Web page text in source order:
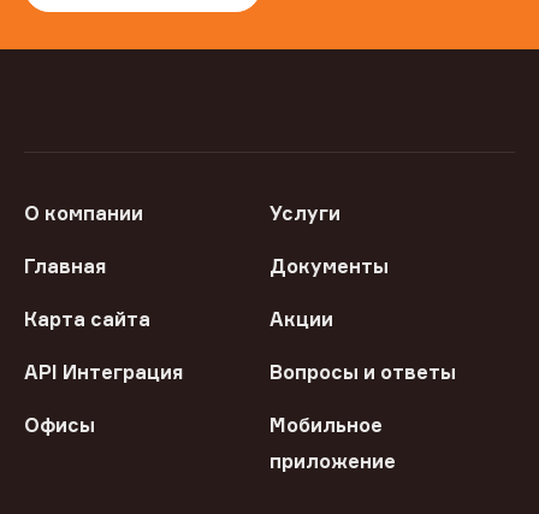
О компании Услуги
Главная Документы
Карта сайта Акции
API Интеграция Вопросы и ответы
Офисы
Мобильное
приложение